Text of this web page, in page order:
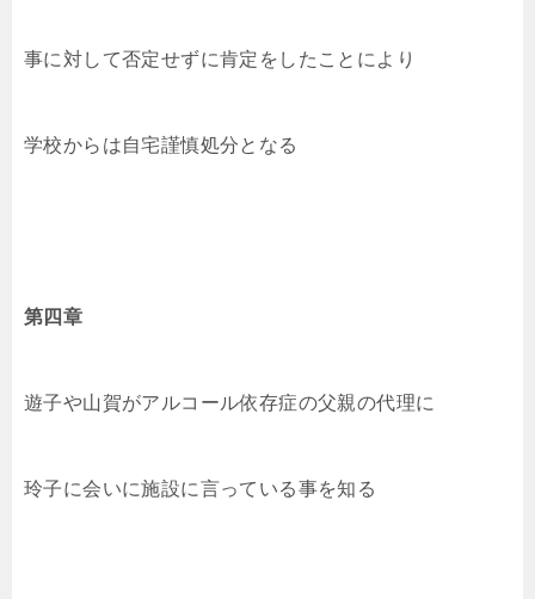
事に対して否定せずに肯定をしたことにより
学校からは自宅謹慎処分となる
第四章
遊子や山賀がアルコール依存症の父親の代理に
玲子に会いに施設に言っている事を知る